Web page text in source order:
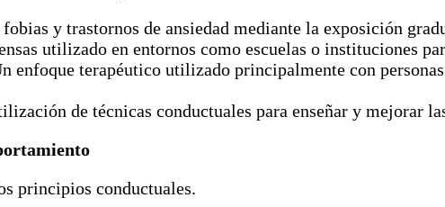
y trastornos de ansiedad mediante la exposición
utilizado en entornos como escuelas o instituciones
enfoque terapéutico utilizado principalmente con
de técnicas conductuales para enseñar y mejorar
principios conductuales.